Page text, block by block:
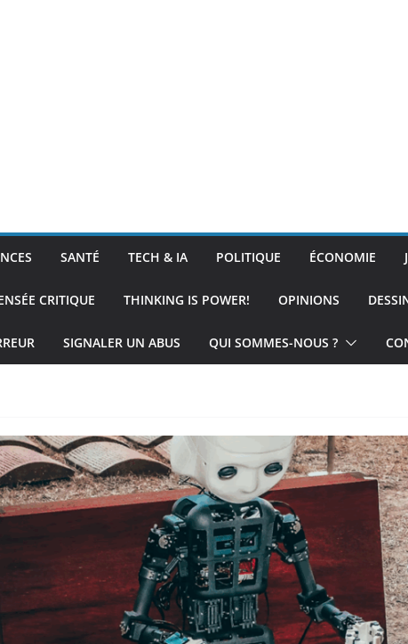
SANTÉ TECH & IA POLITIQUE ÉCONOMIE
CRITIQUE THINKING IS POWER! OPINIONS
SIGNALER UN ABUS QUI SOMMES-NOUS ?